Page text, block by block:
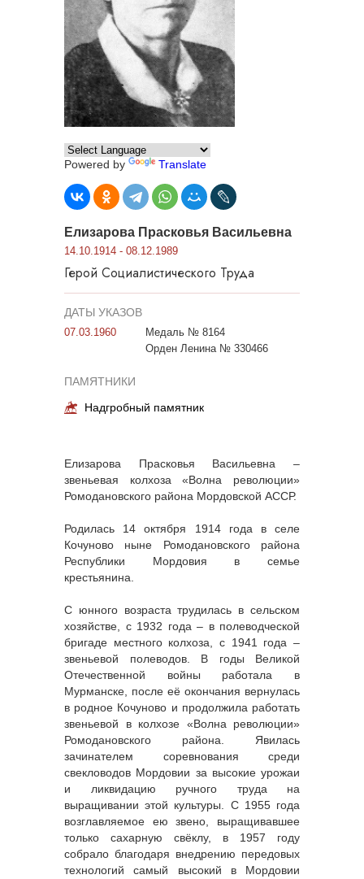
Powered by Translate
Елизарова Прасковья Васильевна
14.10.1914 - 08.12.1989
Герой Социалистического Труда
ДАТЫ УКАЗОВ
07.03.1960
Медаль № 8164
Орден Ленина № 330466
ПАМЯТНИКИ
Надгробный памятник
Елизарова Прасковья Васильевна –
звеньевая колхоза «Волна революции»
Ромодановского района Мордовской АССР.
Родилась 14 октября 1914 года в селе
Кочуново ныне Ромодановского района
Республики Мордовия в семье
крестьянина.
С юнного возраста трудилась в сельском
хозяйстве, с 1932 года – в полеводческой
бригаде местного колхоза, с 1941 года –
звеньевой полеводов. В годы Великой
Отечественной войны работала в
Мурманске, после её окончания вернулась
в родное Кочуново и продолжила работать
звеньевой в колхозе «Волна революции»
Ромодановского района. Явилась
зачинателем соревнования среди
свекловодов Мордовии за высокие урожаи
и ликвидацию ручного труда на
выращивании этой культуры. С 1955 года
возглавляемое ею звено, выращивавшее
только сахарную свёклу, в 1957 году
собрало благодаря внедрению передовых
технологий самый высокий в Мордовии